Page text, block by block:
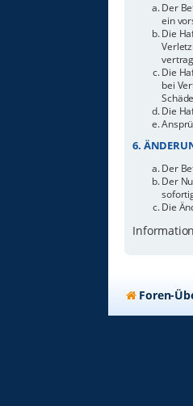
Der
ein
Die
Die
bei
Die
6.
Der
Der
Die
Foren-